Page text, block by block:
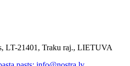
LT-21401, Traku raj., LIETUVA